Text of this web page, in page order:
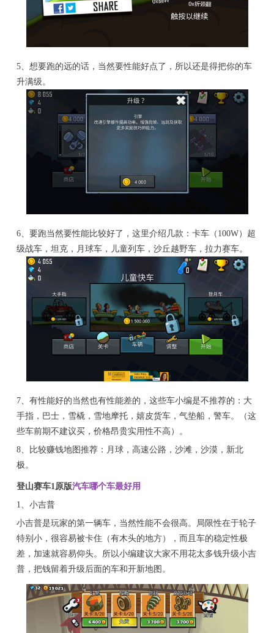
5、想要跑的远的话，当然要性能好点了，所以还是得把你的车
升满级。
6、要跑当然要性能比较好了，这里介绍几款：卡车（100W）超
级战车，坦克，月球车，儿童列车，沙丘越野车，拉力赛车。
7、有性能好的当然也有性能差的，这些车小编是不推荐的：大
手指，巴士，雪橇，雪地摩托，嬉皮货车，气垫船，警车。（这
些车前期不建议买，价格昂贵实用性不高）。
8、比较赚钱地图推荐：月球，高速公路，沙滩，沙漠，新北
极。
登山赛车1原版汽车哪个车最好用
1、小吉普
小吉普是玩家的第一辆车，当然性能不会很高。局限性在于轮子
特别小，很容易被卡住（有木头的地方），而且车的稳定性极
差，加速就容易仰头。所以小编建议大家不用花太多钱升级小吉
普，把钱留着升级后面的车和开新地图。